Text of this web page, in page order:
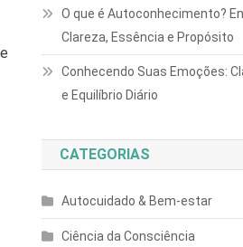
O que é Autoconhecimento?
Clareza, Essência e Propósito
Conhecendo Suas Emoções:
e Equilíbrio Diário
CATEGORIAS
Autocuidado & Bem-estar
Ciência da Consciência